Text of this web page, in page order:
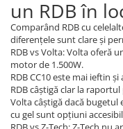
un RDB în
Comparând RDB cu
diferențele sunt clare și
RDB vs Volta: Volta oferă
motor de 1.500W.
RDB CC10 este mai ieftin
RDB câștigă clar la
Volta câștigă dacă bugetul
cu gel sunt opțiuni